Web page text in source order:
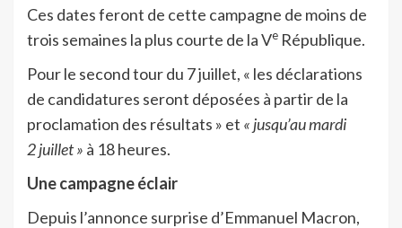
Ces dates feront de cette campagne de moins de
trois semaines la plus courte de la Ve République.
Pour le second tour du 7 juillet, « les déclarations
de candidatures seront déposées à partir de la
proclamation des résultats » et « jusqu’au mardi
2 juillet » à 18 heures.
Une campagne éclair
Depuis l’annonce surprise d’Emmanuel Macron,